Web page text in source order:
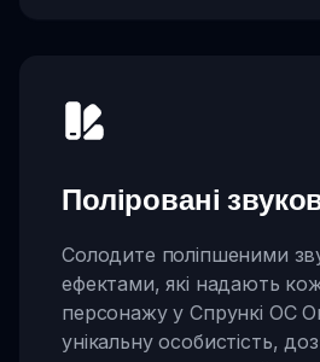
Поліровані
Солодите поліпшеними
ефектами, які надають
персонажу у Спрункі OC
унікальну особистість,